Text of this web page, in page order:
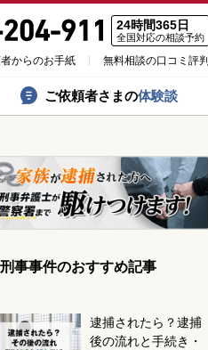
24時間365日
全国対応の相談予約
からのお手紙 無料相談の口コミ評判
ご依頼者さまの体験談
刑事事件のおすすめ記事
逮捕されたら？逮捕
後の流れと手続き・